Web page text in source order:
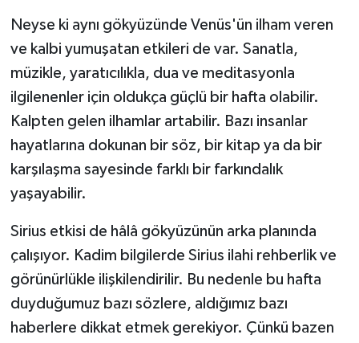
Neyse ki aynı gökyüzünde Venüs'ün ilham veren
ve kalbi yumuşatan etkileri de var. Sanatla,
müzikle, yaratıcılıkla, dua ve meditasyonla
ilgilenenler için oldukça güçlü bir hafta olabilir.
Kalpten gelen ilhamlar artabilir. Bazı insanlar
hayatlarına dokunan bir söz, bir kitap ya da bir
karşılaşma sayesinde farklı bir farkındalık
yaşayabilir.
Sirius etkisi de hâlâ gökyüzünün arka planında
çalışıyor. Kadim bilgilerde Sirius ilahi rehberlik ve
görünürlükle ilişkilendirilir. Bu nedenle bu hafta
duyduğumuz bazı sözlere, aldığımız bazı
haberlere dikkat etmek gerekiyor. Çünkü bazen